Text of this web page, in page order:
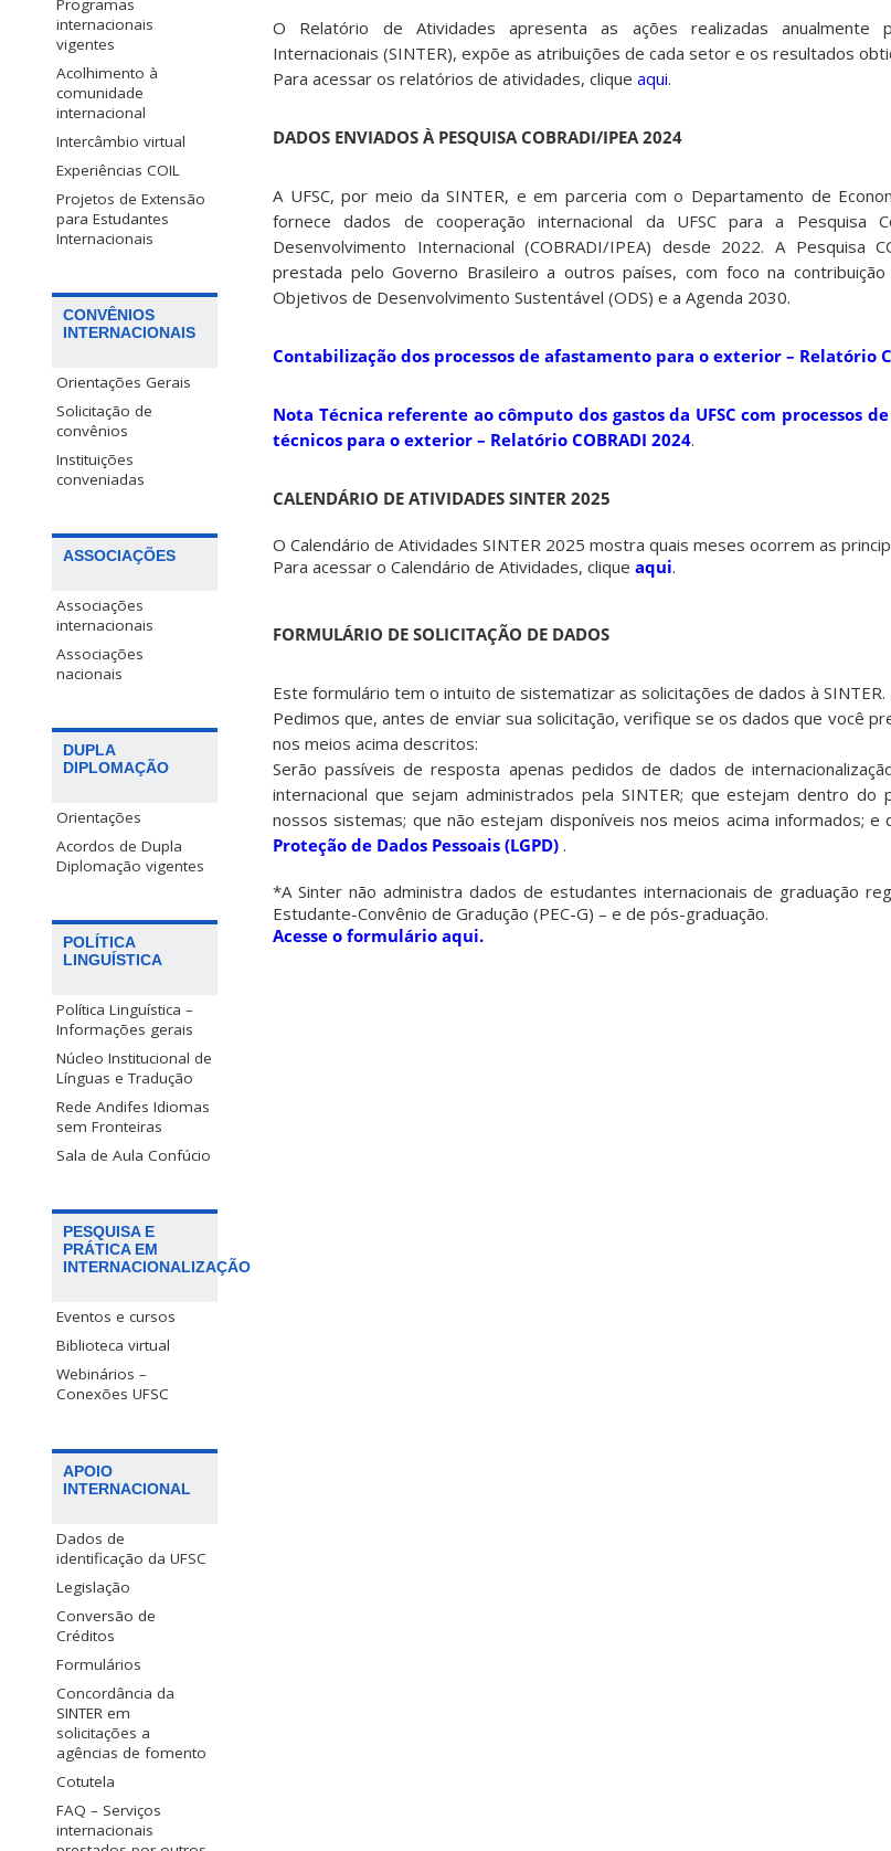
Programas
internacionais
vigentes
Acolhimento à
comunidade
internacional
Intercâmbio virtual
Experiências COIL
Projetos de Extensão
para Estudantes
Internacionais
CONVÊNIOS
INTERNACIONAIS
Orientações Gerais
Solicitação de
convênios
Instituições
conveniadas
ASSOCIAÇÕES
Associações
internacionais
Associações
nacionais
DUPLA
DIPLOMAÇÃO
Orientações
Acordos de Dupla
Diplomação vigentes
POLÍTICA
LINGUÍSTICA
Política Linguística –
Informações gerais
Núcleo Institucional de
Línguas e Tradução
Rede Andifes Idiomas
sem Fronteiras
Sala de Aula Confúcio
PESQUISA E
PRÁTICA EM
INTERNACIONALIZAÇÃO
Eventos e cursos
Biblioteca virtual
Webinários –
Conexões UFSC
APOIO
INTERNACIONAL
Dados de
identificação da UFSC
Legislação
Conversão de
Créditos
Formulários
Concordância da
SINTER em
solicitações a
agências de fomento
Cotutela
FAQ – Serviços
internacionais
O Relatório de Atividades apresenta as ações realizadas anualmente
Internacionais (SINTER), expõe as atribuições de cada setor e os resultados
Para acessar os relatórios de atividades, clique aqui.
DADOS ENVIADOS À PESQUISA COBRADI/IPEA 2024
A UFSC, por meio da SINTER, e em parceria com o Departamento de
fornece dados de cooperação internacional da UFSC para a Pesquisa
Desenvolvimento Internacional (COBRADI/IPEA) desde 2022. A Pesquisa
prestada pelo Governo Brasileiro a outros países, com foco na
Objetivos de Desenvolvimento Sustentável (ODS) e a Agenda 2030.
Contabilização dos processos de afastamento para o exterior – Relatório
Nota Técnica referente ao cômputo dos gastos da UFSC com processos
técnicos para o exterior – Relatório COBRADI 2024.
CALENDÁRIO DE ATIVIDADES SINTER 2025
O Calendário de Atividades SINTER 2025 mostra quais meses ocorrem as
Para acessar o Calendário de Atividades, clique aqui.
FORMULÁRIO DE SOLICITAÇÃO DE DADOS
Este formulário tem o intuito de sistematizar as solicitações de dados à SINTER.
Pedimos que, antes de enviar sua solicitação, verifique se os dados que você
nos meios acima descritos:
Serão passíveis de resposta apenas pedidos de dados de
internacional que sejam administrados pela SINTER; que estejam dentro do
nossos sistemas; que não estejam disponíveis nos meios acima informados; e
Proteção de Dados Pessoais (LGPD) .
*A Sinter não administra dados de estudantes internacionais de graduação
Estudante-Convênio de Gradução (PEC-G) – e de pós-graduação.
Acesse o formulário aqui.